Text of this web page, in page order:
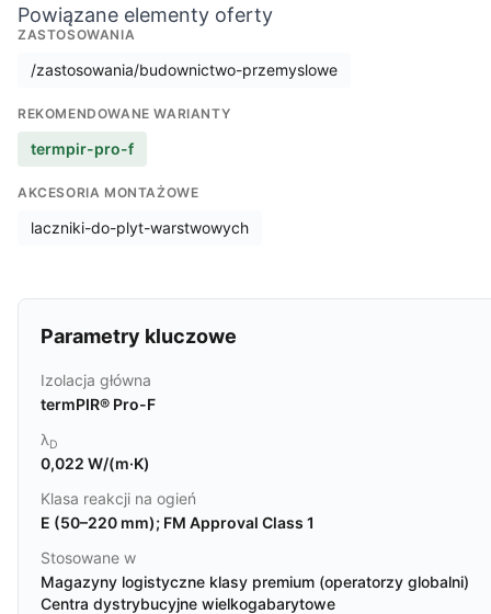
Powiązane elementy oferty
ZASTOSOWANIA
/zastosowania/budownictwo-przemyslowe
REKOMENDOWANE WARIANTY
termpir-pro-f
AKCESORIA MONTAŻOWE
laczniki-do-plyt-warstwowych
Parametry kluczowe
Izolacja główna
termPIR® Pro-F
λD
0,022 W/(m·K)
Klasa reakcji na ogień
E (50–220 mm); FM Approval Class 1
Stosowane w
Magazyny logistyczne klasy premium (operatorzy globalni)
Centra dystrybucyjne wielkogabarytowe